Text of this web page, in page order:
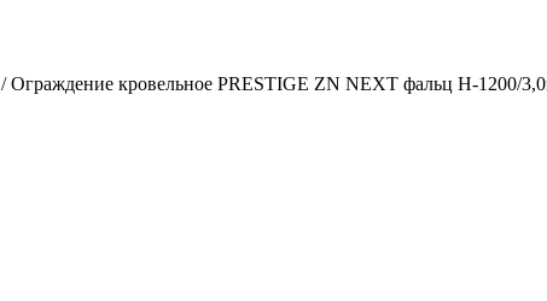
/ Ограждение кровельное PRESTIGE ZN NEXT фальц H-1200/